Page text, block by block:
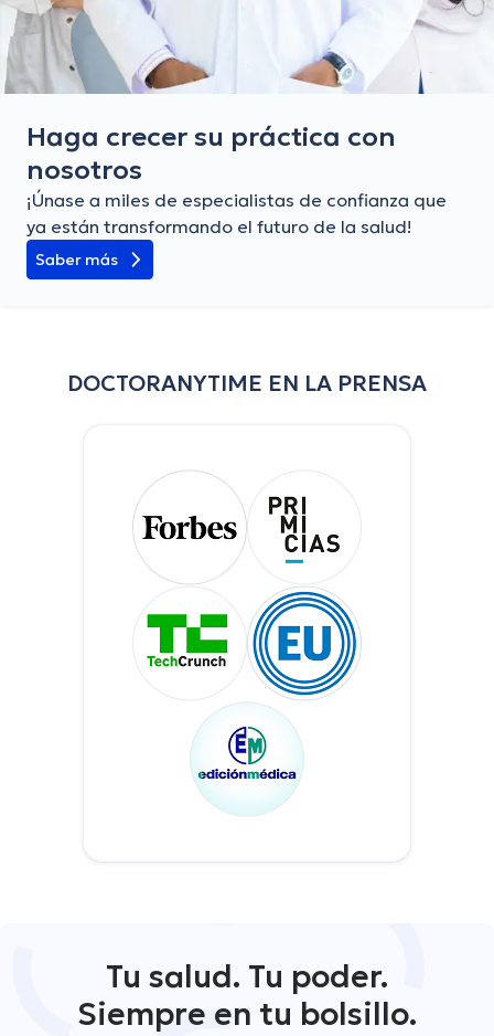
Haga crecer su práctica con
nosotros
¡Únase a miles de especialistas de confianza que
ya están transformando el futuro de la salud!
Saber más
DOCTORANYTIME EN LA PRENSA
Tu salud. Tu poder.
Siempre en tu bolsillo.